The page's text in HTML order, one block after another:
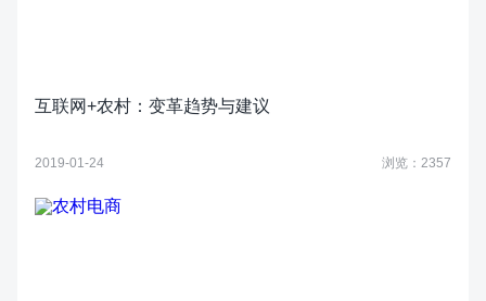
互联网+农村：变革趋势与建议
2019-01-24 浏览：2357